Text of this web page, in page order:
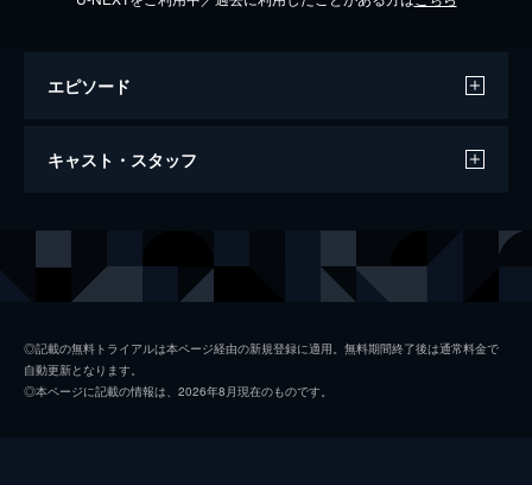
エピソード
Le champ de blé
キャスト・スタッフ
◎記載の無料トライアルは本ページ経由の新規登録に適用。無料期間終了後は通常料金で
自動更新となります。
◎本ページに記載の情報は、2026年8月現在のものです。